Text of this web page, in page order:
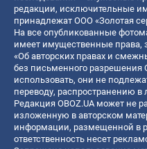
редакции, исключительные
принадлежат ООО «Золотая
На все опубликованные
имеет имущественные
«Об авторских правах и
без письменного разрешения
использовать, они не
переводу, распространению
Редакция OBOZ.UA может не
изложенную в авторском
информации, размещенной в
ответственность несет